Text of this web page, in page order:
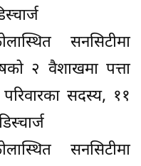
सनसिटीमा
२ वैशाखमा पत्ता
सदस्य, ११
सनसिटीमा